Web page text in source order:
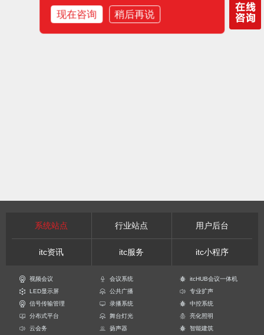
系统站点 行业站点 用户后台
itc资讯 itc服务 itc小程序
视频会议 会议系统
itcHUB会议一体机
LED显示屏
公共广播
专业扩声
信号传输管理
录播系统
中控系统
分布式平台
舞台灯光
亮化照明
云会务
扬声器 智能建筑
现在咨询 稍后再说